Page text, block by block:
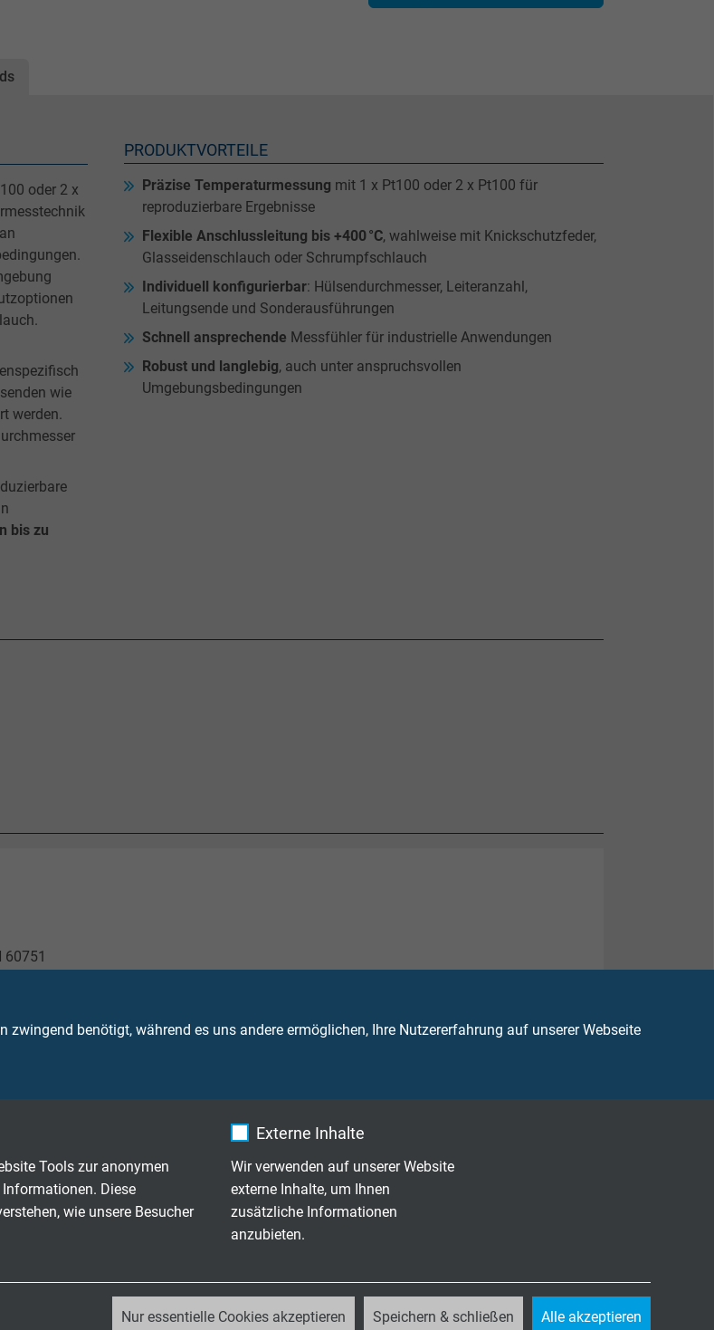
zwingend benötigt, während es uns andere ermöglichen, Ihre Nutzererfahrung auf unserer Webseite
Tools zur anonymen
Diese
wie unsere Besucher
Externe Inhalte
Wir verwenden auf unserer Website
externe Inhalte, um Ihnen
zusätzliche Informationen
anzubieten.
Nur essentielle Cookies akzeptieren Speichern & schließen Alle akzeptieren
oder 2 x
wie
werden.
bis zu
PRODUKTVORTEILE
Präzise Temperaturmessung mit 1 x Pt100 oder 2 x Pt100 für
reproduzierbare Ergebnisse
Flexible Anschlussleitung bis +400 °C, wahlweise mit Knickschutzfeder,
Glasseidenschlauch oder Schrumpfschlauch
Individuell konfigurierbar: Hülsendurchmesser, Leiteranzahl,
Leitungsende und Sonderausführungen
Schnell ansprechende Messfühler für industrielle Anwendungen
Robust und langlebig, auch unter anspruchsvollen
Umgebungsbedingungen
60751
Kundenanforderung